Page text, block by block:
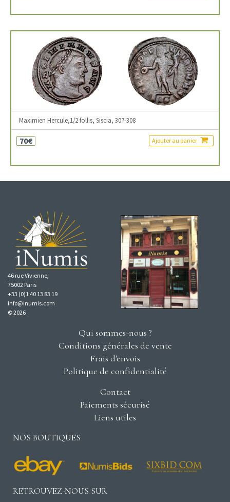
Maximien Hercule,1/2 follis, Siscia, 307-308
70€ Ajouter au panier
46 rue Vivienne,
75002 Paris
+33 (0)1 40 13 83 19
info@inumis.com
© 2026
Qui sommes-nous ?
Conditions générales de vente
Frais d'envois
Politique de confidentialité
Contact
Paiements sécurisé
Liens utiles
NOS BOUTIQUES
RETROUVEZ-NOUS SUR